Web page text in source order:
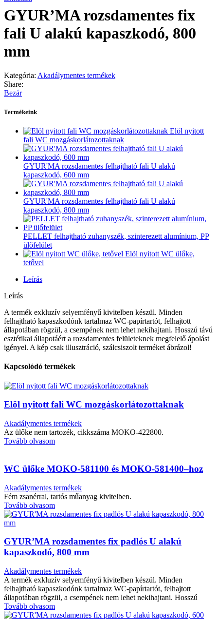
GYUR’MA rozsdamentes fix
fali U alakú kapaszkodó, 800
mm
Kategória: Akadálymentes termékek
Share:
Bezár
Termékeink
Elöl nyitott
fali WC mozgáskorlátozottaknak
GYUR'MA rozsdamentes felhajtható fali U alakú
kapaszkodó, 600 mm
GYUR'MA rozsdamentes felhajtható fali U alakú
kapaszkodó, 800 mm
PELLET felhajtható zuhanyszék, szinterezett alumínium, PP
ülőfelület
Elöl nyitott WC ülőke,
tetővel
Leírás
Leírás
A termék exkluzív selyemfényű kivitelben készül. Minden
felhajtható kapaszkodónk tartalmaz WC-papírtartót, felhajtott
állapotában rögzül, a csempének nem lehet nekihajtani. Hosszú távú
esztétikai állapotáért a rozsdamentes felületeknek megfelelő ápolást
igényel. A kép csak illusztráció, szálcsiszolt terméket ábrázol!
Kapcsolódó termékek
Elöl nyitott fali WC mozgáskorlátozottaknak
Akadálymentes termékek
Az ülőke nem tartozék, cikkszáma MOKO-422800.
Tovább olvasom
WC ülőke MOKO-581100 és MOKO-581400–hoz
Akadálymentes termékek
Fém zsanérral, tartós műanyag kivitelben.
Tovább olvasom
GYUR’MA rozsdamentes fix padlós U alakú
kapaszkodó, 800 mm
Akadálymentes termékek
A termék exkluzív selyemfényű kivitelben készül. Minden
felhajtható kapaszkodónk tartalmaz WC-papírtartót, felhajtott
állapotában rögzül, a csempének nem lehet nekihajtani. Hosszú
Tovább olvasom